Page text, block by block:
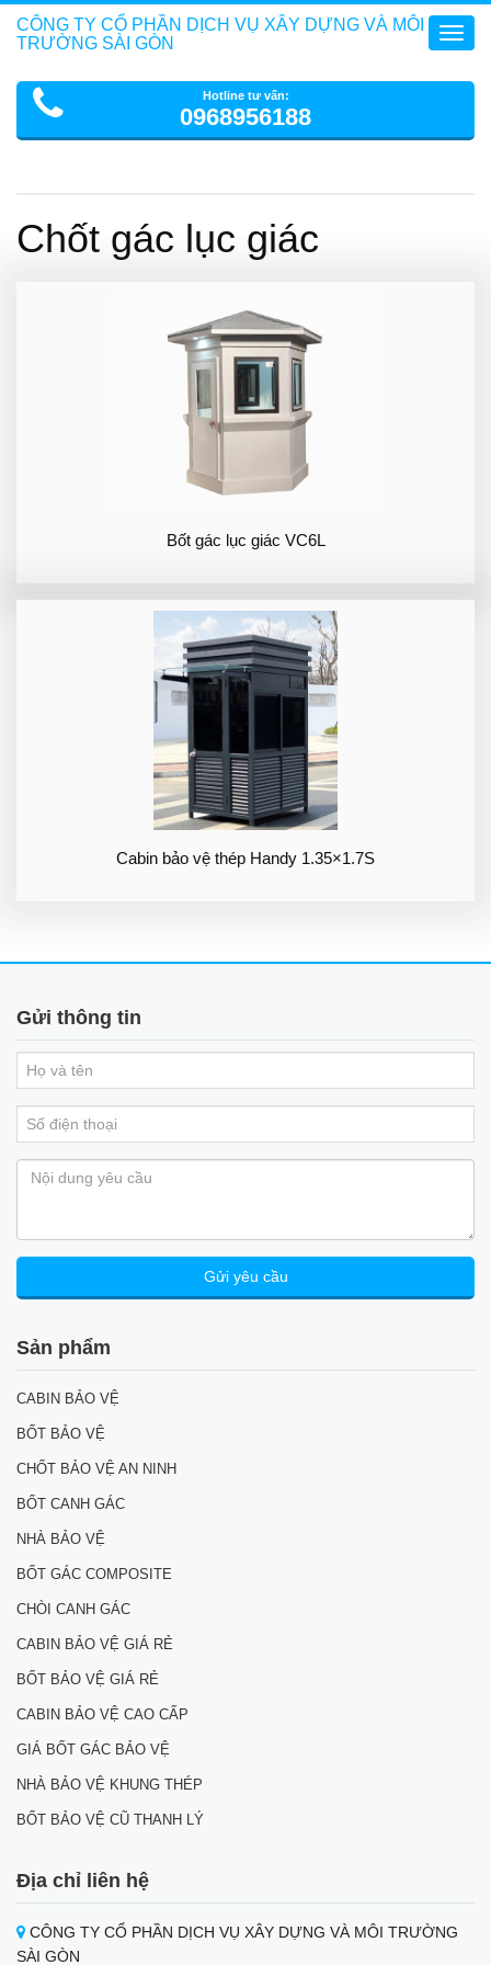
CÔNG TY CỔ PHẦN DỊCH VỤ XÂY DỰNG VÀ MÔI
TRƯỜNG SÀI GÒN
Hotline tư vấn:
0968956188
Chốt gác lục giác
Bốt gác lục giác VC6L
Cabin bảo vệ thép Handy 1.35×1.7S
Gửi thông tin
Sản phẩm
CABIN BẢO VỆ
BỐT BẢO VỆ
CHỐT BẢO VỆ AN NINH
BỐT CANH GÁC
NHÀ BẢO VỆ
BỐT GÁC COMPOSITE
CHÒI CANH GÁC
CABIN BẢO VỆ GIÁ RẺ
BỐT BẢO VỆ GIÁ RẺ
CABIN BẢO VỆ CAO CẤP
GIÁ BỐT GÁC BẢO VỆ
NHÀ BẢO VỆ KHUNG THÉP
BỐT BẢO VỆ CŨ THANH LÝ
Địa chỉ liên hệ
CÔNG TY CỔ PHẦN DỊCH VỤ XÂY DỰNG VÀ MÔI TRƯỜNG
SÀI GÒN